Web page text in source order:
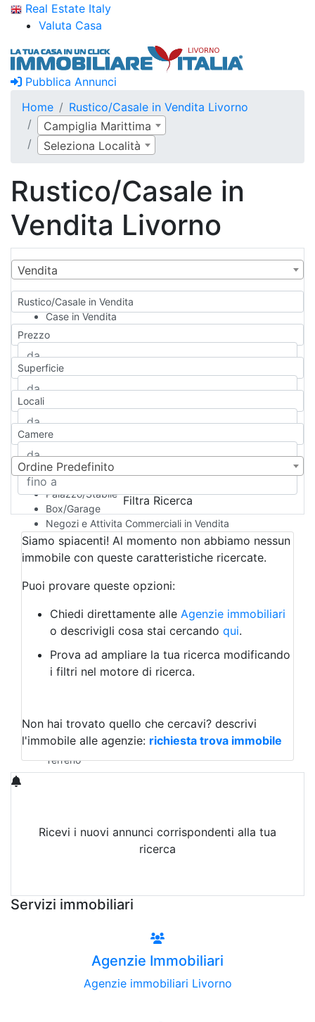
Real Estate Italy
Valuta Casa
Pubblica Annunci
Home
Rustico/Casale in Vendita Livorno
Campiglia Marittima
Seleziona Località
Rustico/Casale in
Vendita Livorno
Vendita
Rustico/Casale in Vendita
Case in Vendita
Qualsiasi
Appartamento
Casa indipendente
Casa Semi-indipendente
Attico/Mansarda
Rustico/Casale
Camera d'Albergo
Multiproprietà
Palazzo/Stabile
Box/Garage
Negozi e Attivita Commerciali in Vendita
Qualsiasi
Attività/Licenza Commerciale
Azienda Agricola
Bar/Ristorante
Albergo
Laboratorio Artigianale
Negozio/locale commerciale
Agriturismo
Magazzini
Qualsiasi
Terreno edificabile
Terreno
Prezzo
Superficie
Locali
Camere
Ordine Predefinito
Filtra Ricerca
Siamo spiacenti! Al momento non abbiamo nessun
immobile con queste caratteristiche ricercate.
Puoi provare queste opzioni:
Chiedi direttamente alle Agenzie immobiliari
o descrivigli cosa stai cercando qui.
Prova ad ampliare la tua ricerca modificando
i filtri nel motore di ricerca.
Non hai trovato quello che cercavi? descrivi
l'immobile alle agenzie: richiesta trova immobile
Ricevi i nuovi annunci corrispondenti alla tua
ricerca
Servizi immobiliari
Agenzie Immobiliari
Agenzie immobiliari Livorno